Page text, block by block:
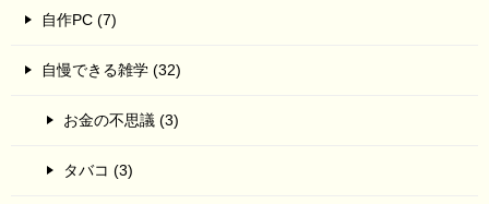
自作PC (7)
自慢できる雑学 (32)
お金の不思議 (3)
タバコ (3)